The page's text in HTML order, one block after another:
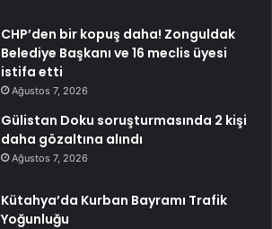
CHP’den bir kopuş daha! Zonguldak
Belediye Başkanı ve 16 meclis üyesi
istifa etti
Ağustos 7, 2026
Gülistan Doku soruşturmasında 2 kişi
daha gözaltına alındı
Ağustos 7, 2026
Kütahya’da Kurban Bayramı Trafik
Yoğunluğu